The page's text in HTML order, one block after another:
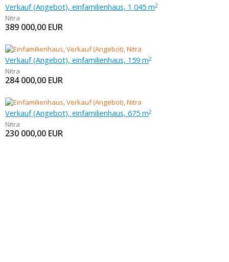
Verkauf (Angebot), einfamilienhaus, 1 045 m2
Nitra
389 000,00 EUR
Verkauf (Angebot), einfamilienhaus, 159 m2
Nitra
284 000,00 EUR
Verkauf (Angebot), einfamilienhaus, 675 m2
Nitra
230 000,00 EUR